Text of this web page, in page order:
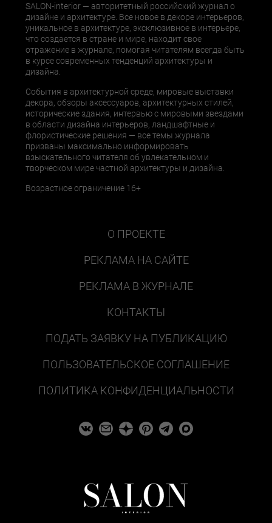
SALON-interior — авторитетный российский журнал о
дизайне и архитектуре. Все новое в декоре интерьеров,
уникальное в архитектуре, эксклюзивное в интерьере,
что создается в стране и мире, находит свое
отражение в журнале, помогая читателям всегда быть
в курсе современных тенденций архитектуры и
дизайна.
События в архитектурной среде, мировые выставки
декора, обзоры аксессуаров, архитектурных стилей,
исторические здания, интервью с мировыми звездами
в области дизайна интерьеров, ландшафтные и
флористические решения — все темы журнала
призваны максимально информировать
взыскательного читателя об увлекательном и
творческом мире частной архитектуры и дизайна.
Возрастное ограничение 16+
О ПРОЕКТЕ
РЕКЛАМА НА САЙТЕ
РЕКЛАМА В ЖУРНАЛЕ
КОНТАКТЫ
ПОДАТЬ ЗАЯВКУ НА ПУБЛИКАЦИЮ
ПОЛЬЗОВАТЕЛЬСКОЕ СОГЛАШЕНИЕ
ПОЛИТИКА КОНФИДЕНЦИАЛЬНОСТИ